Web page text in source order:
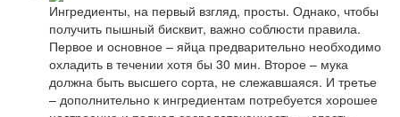
Ингредиенты, на первый взгляд, просты. Однако, чтобы
получить пышный бисквит, важно соблюсти правила.
Первое и основное – яйца предварительно необходимо
охладить в течении хотя бы 30 мин. Второе – мука
должна быть высшего сорта, не слежавшаяся. И третье
– дополнительно к ингредиентам потребуется хорошее